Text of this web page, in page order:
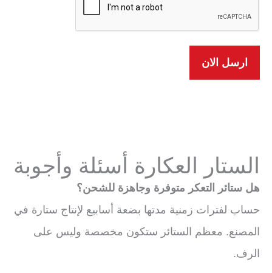
الستار العكارة أسئلة وأجوبة
هل ستائر التعكر متوفرة وجاهزة للشحن؟
حساب لفترات زمنية مدتها بضعة أسابيع لإنتاج ستارة في
المصنع. معظم الستائر ستكون مخصصة وليس على
الرف.